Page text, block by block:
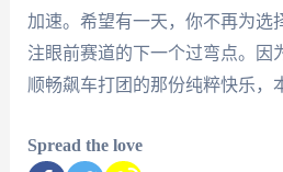
加速。希望有一天，你不再为选
注眼前赛道的下一个过弯点。因
顺畅飙车打团的那份纯粹快乐，
Spread the love